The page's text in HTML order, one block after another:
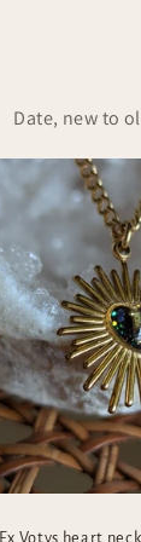
Ex Votys heart